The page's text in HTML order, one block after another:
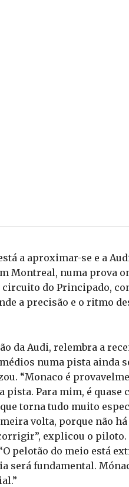
a aproximar-se e a
Montreal, numa prova
do Principado,
a precisão e o ritmo
da Audi, relembra a
numa pista ainda
“Monaco é
pista. Para mim, é quase
torna tudo muito
volta, porque não
explicou o
pelotão do meio está
será fundamental.